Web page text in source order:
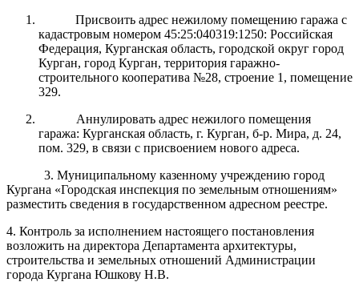
Присвоить адрес нежилому помещению гаража с
кадастровым номером 45:25:040319:1250: Российская
Федерация, Курганская область, городской округ город
Курган, город Курган, территория гаражно-
строительного кооператива №28, строение 1, помещение
329.
Аннулировать адрес нежилого помещения
гаража: Курганская область, г. Курган, б-р. Мира, д. 24,
пом. 329, в связи с присвоением нового адреса.
3. Муниципальному казенному учреждению город
Кургана «Городская инспекция по земельным отношениям»
разместить сведения в государственном адресном реестре.
4. Контроль за исполнением настоящего постановления
возложить на директора Департамента архитектуры,
строительства и земельных отношений Администрации
города Кургана Юшкову Н.В.